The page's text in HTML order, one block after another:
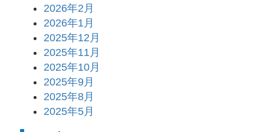
2026年2月
2026年1月
2025年12月
2025年11月
2025年10月
2025年9月
2025年8月
2025年5月